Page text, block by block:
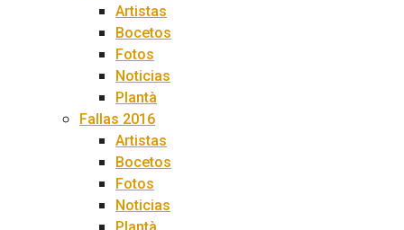
Artistas
Bocetos
Fotos
Noticias
Plantà
Fallas 2016
Artistas
Bocetos
Fotos
Noticias